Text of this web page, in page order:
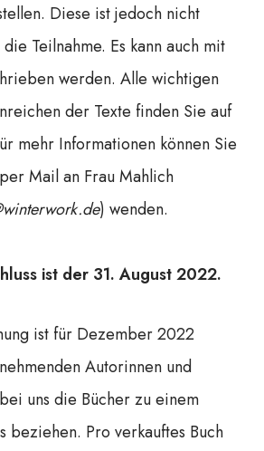
Diese ist jedoch nicht
Teilnahme. Es kann auch mit
werden. Alle wichtigen
der Texte finden Sie auf
mehr Informationen können Sie
Mail an Frau Mahlich
) wenden.
ist der 31. August 2022.
ist für Dezember 2022
Autorinnen und
uns die Bücher zu einem
beziehen. Pro verkauftes Buch